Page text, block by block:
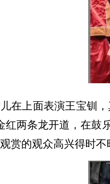
在上面表演王宝钏
红两条龙开道，在鼓
赏的观众高兴得时